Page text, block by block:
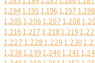
1,1941,1951,1961,1971,198
1,2051,2061,2071,208
1,2161,2171,2181,219
1,2271,2281,2291,230
1,2381,2391,2401,241